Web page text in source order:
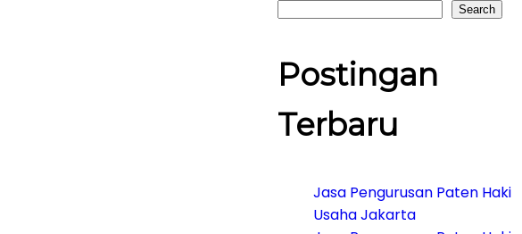
Search
Postingan
Terbaru
Jasa Pengurusan Paten Haki
Usaha Jakarta